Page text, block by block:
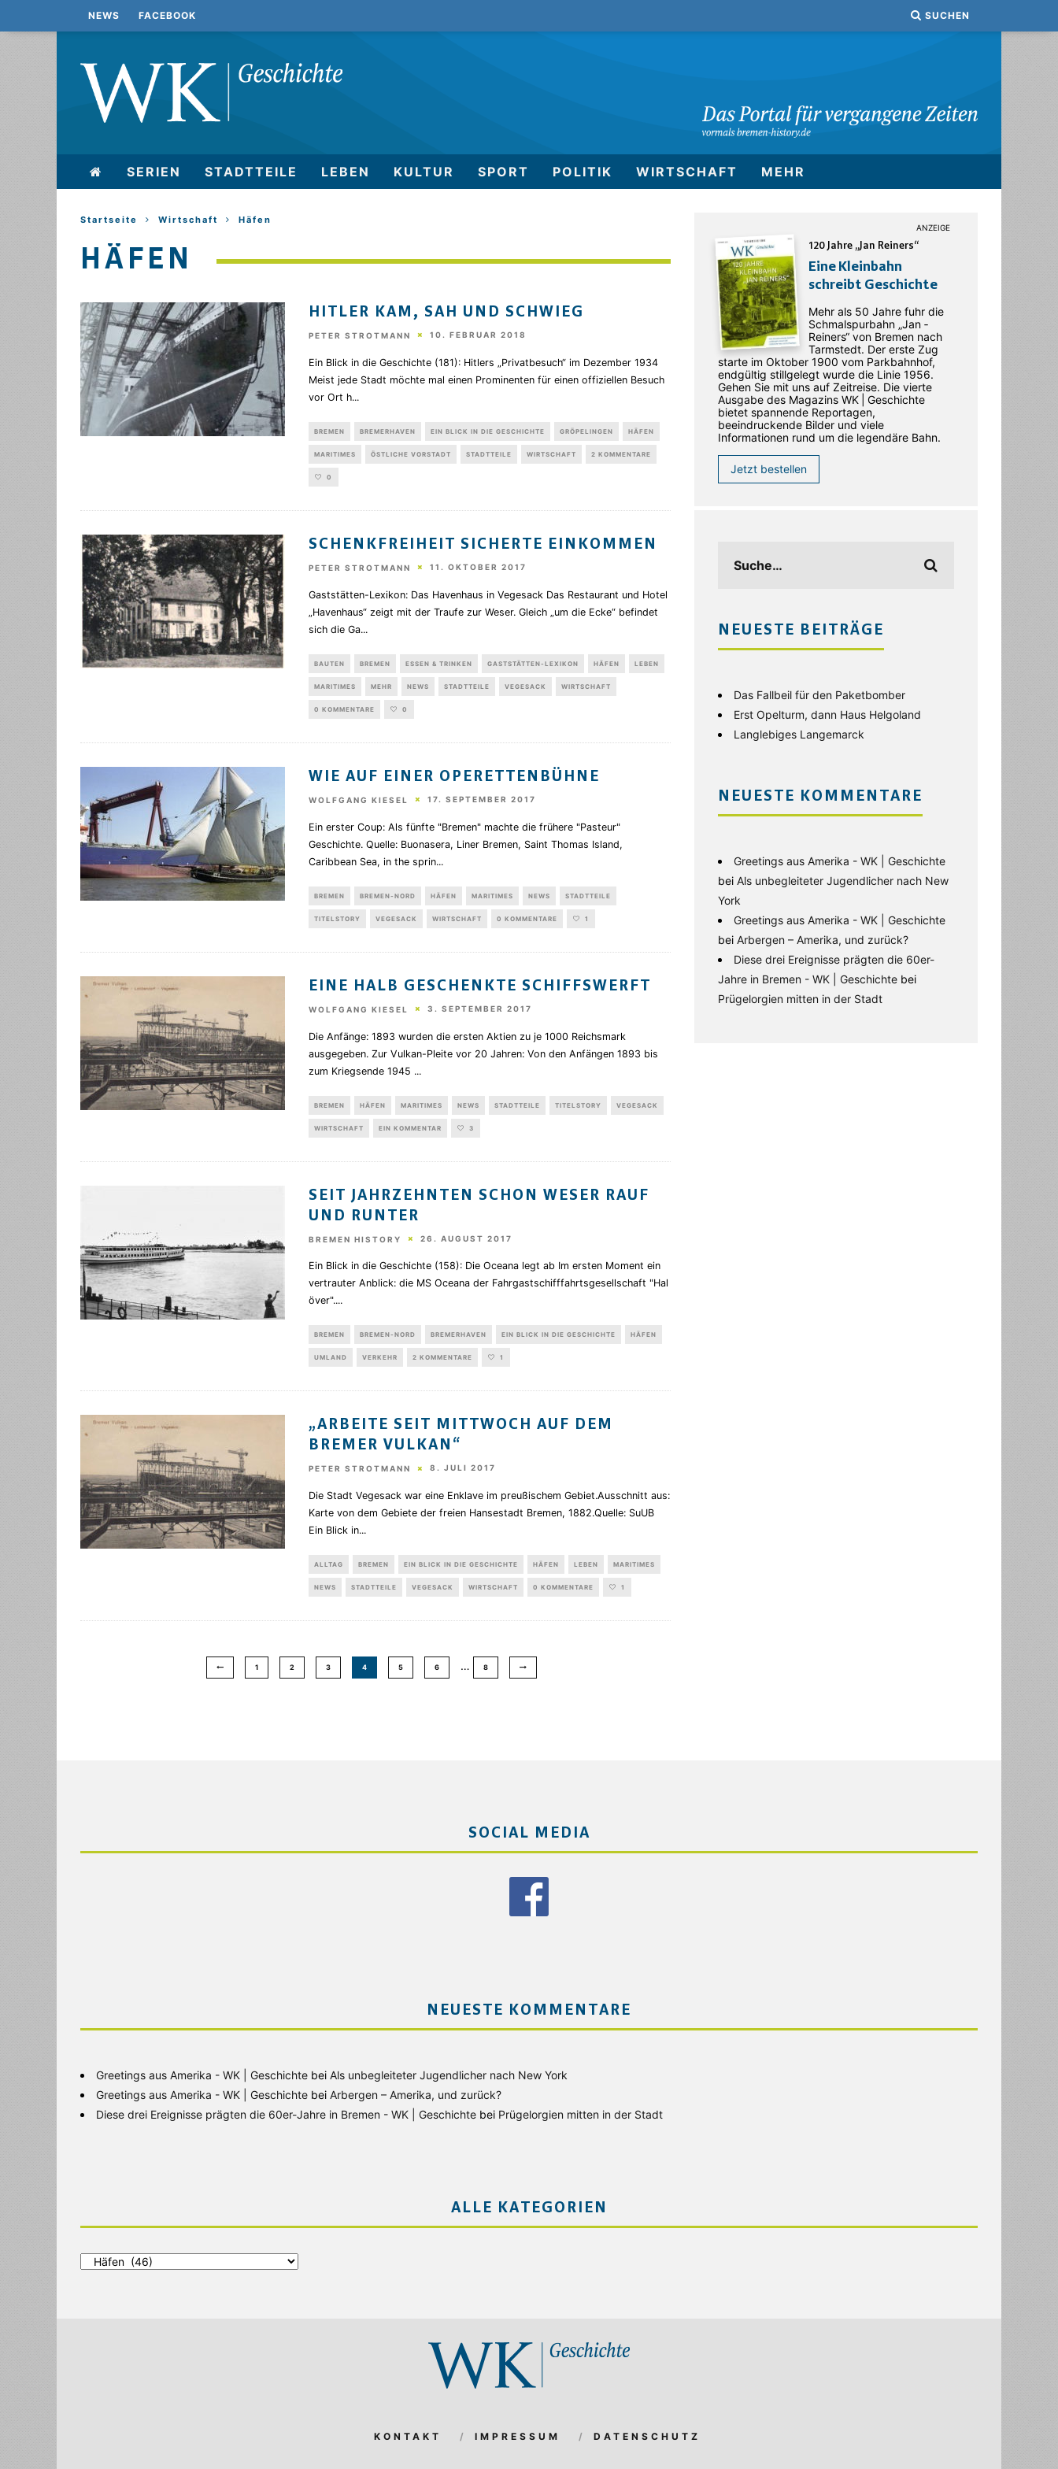
NEWS FACEBOOK SUCHEN
SERIEN STADTTEILE LEBEN KULTUR SPORT POLITIK WIRTSCHAFT MEHR
Startseite Wirtschaft Häfen
HÄFEN
HITLER KAM, SAH UND SCHWIEG
PETER STROTMANN 10. FEBRUAR 2018
Ein Blick in die Geschichte (181): Hitlers „Privatbesuch“ im Dezember 1934
Meist jede Stadt möchte mal einen Prominenten für einen offiziellen Besuch
vor Ort h...
BREMEN BREMERHAVEN EIN BLICK IN DIE GESCHICHTE GRÖPELINGEN HÄFEN
MARITIMES ÖSTLICHE VORSTADT STADTTEILE WIRTSCHAFT 2 KOMMENTARE
0
SCHENKFREIHEIT SICHERTE EINKOMMEN
PETER STROTMANN 11. OKTOBER 2017
Gaststätten-Lexikon: Das Havenhaus in Vegesack Das Restaurant und Hotel
„Havenhaus“ zeigt mit der Traufe zur Weser. Gleich „um die Ecke“ befindet
sich die Ga...
BAUTEN BREMEN ESSEN & TRINKEN GASTSTÄTTEN-LEXIKON HÄFEN LEBEN
MARITIMES MEHR NEWS STADTTEILE VEGESACK WIRTSCHAFT
0 KOMMENTARE 0
WIE AUF EINER OPERETTENBÜHNE
WOLFGANG KIESEL 17. SEPTEMBER 2017
Ein erster Coup: Als fünfte "Bremen" machte die frühere "Pasteur"
Geschichte. Quelle: Buonasera, Liner Bremen, Saint Thomas Island,
Caribbean Sea, in the sprin...
BREMEN BREMEN-NORD HÄFEN MARITIMES NEWS STADTTEILE
TITELSTORY VEGESACK WIRTSCHAFT 0 KOMMENTARE 1
EINE HALB GESCHENKTE SCHIFFSWERFT
WOLFGANG KIESEL 3. SEPTEMBER 2017
Die Anfänge: 1893 wurden die ersten Aktien zu je 1000 Reichsmark
ausgegeben. Zur Vulkan-Pleite vor 20 Jahren: Von den Anfängen 1893 bis
zum Kriegsende 1945 ...
BREMEN HÄFEN MARITIMES NEWS STADTTEILE TITELSTORY VEGESACK
WIRTSCHAFT EIN KOMMENTAR 3
SEIT JAHRZEHNTEN SCHON WESER RAUF
UND RUNTER
BREMEN HISTORY 26. AUGUST 2017
Ein Blick in die Geschichte (158): Die Oceana legt ab Im ersten Moment ein
vertrauter Anblick: die MS Oceana der Fahrgastschifffahrtsgesellschaft "Hal
över"....
BREMEN BREMEN-NORD BREMERHAVEN EIN BLICK IN DIE GESCHICHTE HÄFEN
UMLAND VERKEHR 2 KOMMENTARE 1
„ARBEITE SEIT MITTWOCH AUF DEM
BREMER VULKAN“
PETER STROTMANN 8. JULI 2017
Die Stadt Vegesack war eine Enklave im preußischem Gebiet.Ausschnitt aus:
Karte von dem Gebiete der freien Hansestadt Bremen, 1882.Quelle: SuUB
Ein Blick in...
ALLTAG BREMEN EIN BLICK IN DIE GESCHICHTE HÄFEN LEBEN MARITIMES
NEWS STADTTEILE VEGESACK WIRTSCHAFT 0 KOMMENTARE 1
1 2 3 4 5 6 … 8
120 Jahre „Jan Reiners“
Eine Kleinbahn
schreibt Geschichte
Mehr als 50 Jahre fuhr die
Schmalspurbahn „Jan ­
Reiners“ von Bremen nach
Tarmstedt. Der erste Zug
starte im Oktober 1900 vom Parkbahnhof,
endgültig stillgelegt wurde die Linie 1956.
Gehen Sie mit uns auf Zeitreise. Die vierte
Ausgabe des ­Magazins WK | Geschichte
bietet spannende Reportagen,
beeindruckende Bilder und viele
Informationen rund um die legendäre Bahn.
Jetzt bestellen
NEUESTE BEITRÄGE
Das Fallbeil für den Paketbomber
Erst Opelturm, dann Haus Helgoland
Langlebiges Langemarck
NEUESTE KOMMENTARE
Greetings aus Amerika - WK | Geschichte
bei Als unbegleiteter Jugendlicher nach New
York
Greetings aus Amerika - WK | Geschichte
bei Arbergen – Amerika, und zurück?
Diese drei Ereignisse prägten die 60er-
Jahre in Bremen - WK | Geschichte bei
Prügelorgien mitten in der Stadt
SOCIAL MEDIA
NEUESTE KOMMENTARE
Greetings aus Amerika - WK | Geschichte bei Als unbegleiteter Jugendlicher nach New York
Greetings aus Amerika - WK | Geschichte bei Arbergen – Amerika, und zurück?
Diese drei Ereignisse prägten die 60er-Jahre in Bremen - WK | Geschichte bei Prügelorgien mitten in der Stadt
ALLE KATEGORIEN
Alle
KONTAKT IMPRESSUM DATENSCHUTZ